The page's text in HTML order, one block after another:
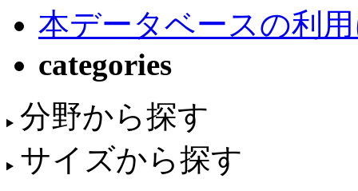
本データベースの利
categories
分野から探す
サイズから探す